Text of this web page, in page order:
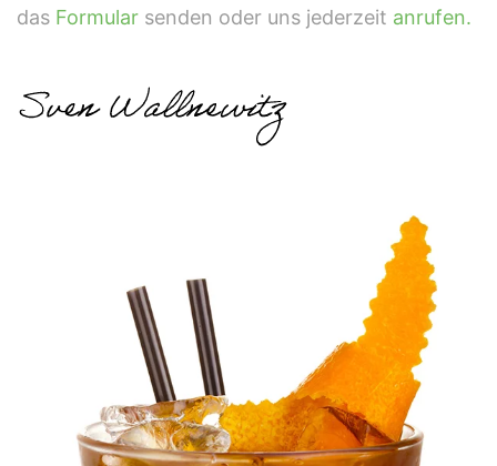
das Formular senden oder uns jederzeit anrufen.